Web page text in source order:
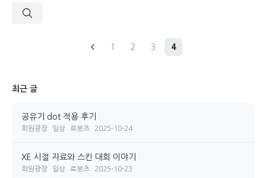
1 2 3 4
최근 글
공유기 dot 적용 후기
회원광장 일상 로봇츠 2025-10-24
XE 시절 자료와 스킨 대회 이야기
회원광장 일상 로봇츠 2025-10-23